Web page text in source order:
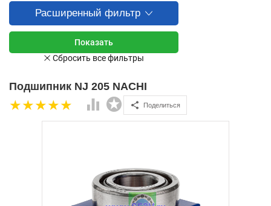
Расширенный фильтр
Подшипник NJ 205 NACHI
Поделиться